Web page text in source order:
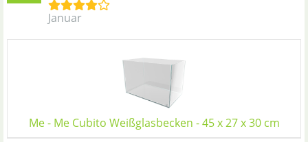
Januar
Me - Me Cubito Weißglasbecken - 45 x 27 x 30 cm